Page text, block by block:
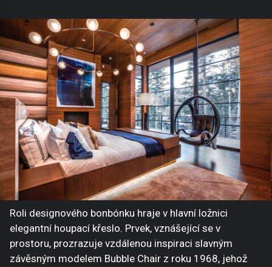
Roli designového bonbónku hraje v hlavní ložnici
elegantní houpací křeslo. Prvek, vznášející se v
prostoru, prozrazuje vzdálenou inspiraci slavným
závěsným modelem Bubble Chair z roku 1968, jehož